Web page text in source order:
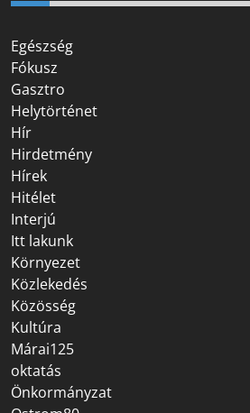
Egészség
Fókusz
Gasztro
Helytörténet
Hír
Hirdetmény
Hírek
Hitélet
Interjú
Itt lakunk
Környezet
Közlekedés
Közösség
Kultúra
Márai125
oktatás
Önkormányzat